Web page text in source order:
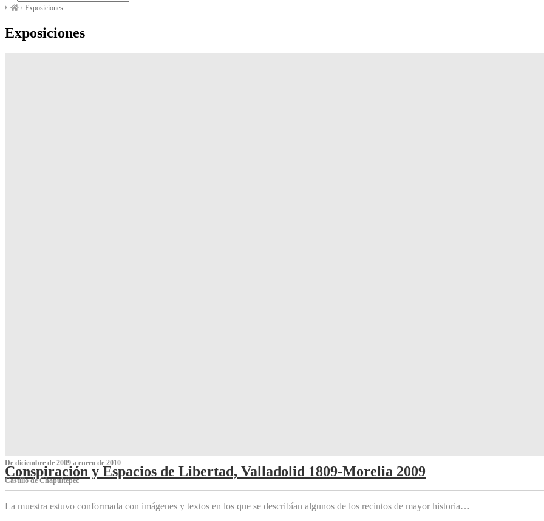
/ Exposiciones
Exposiciones
De diciembre de 2009 a enero de 2010
Conspiración y Espacios de Libertad, Valladolid 1809-Morelia 2009
Castillo de Chapultepec
La muestra estuvo conformada con imágenes y textos en los que se describían algunos de los recintos de mayor historia…